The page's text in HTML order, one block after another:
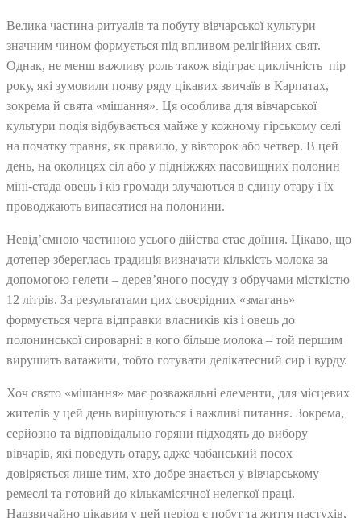
Велика частина ритуалів та побуту вівчарської культури
значним чином формується під впливом релігійних свят.
Однак, не менш важливу роль також відіграє циклічність пір
року, які зумовили появу ряду цікавих звичаїв в Карпатах,
зокрема й свята «мішання». Ця особлива для вівчарської
культури подія відбувається майже у кожному гірському селі
на початку травня, як правило, у вівторок або четвер. В цей
день, на околицях сіл або у підніжжях пасовищних полонин
міні-стада овець і кіз громади злучаються в єдину отару і їх
проводжають випасатися на полонини.
Невід’ємною частиною усього дійства стає доїння. Цікаво, що
дотепер збереглась традиція визначати кількість молока за
допомогою гелети – дерев’яного посуду з обручами місткістю
12 літрів. За результатами цих своєрідних «змагань»
формується черга відправки власників кіз і овець до
полонинської сироварні: в кого більше молока – той першим
вирушить ватажити, тобто готувати делікатесний сир і вурду.
Хоч свято «мішання» має розважальні елементи, для місцевих
жителів у цей день вирішуються і важливі питання. Зокрема,
серйозно та відповідально горяни підходять до вибору
вівчарів, які поведуть отару, адже чабанський посох
довіряється лише тим, хто добре знається у вівчарському
ремеслі та готовий до кількамісячної нелегкої праці.
Надзвичайно цікавим у цей період є побут та життя пастухів,